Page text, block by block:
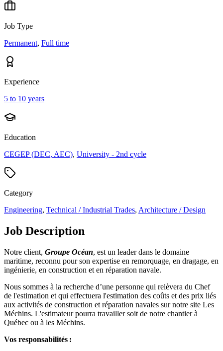
Job Type
Permanent, Full time
Experience
5 to 10 years
Education
CEGEP (DEC, AEC), University - 2nd cycle
Category
Engineering, Technical / Industrial Trades, Architecture / Design
Job Description
Notre client, Groupe Océan, est un leader dans le domaine
maritime, reconnu pour son expertise en remorquage, en dragage, en
ingénierie, en construction et en réparation navale.
Nous sommes à la recherche d’une personne qui relèvera du Chef
de l'estimation et qui effectuera l'estimation des coûts et des prix liés
aux activités de construction et réparation navales sur notre site Les
Méchins. L'estimateur pourra travailler soit de notre chantier à
Québec ou à les Méchins.
Vos responsabilités :